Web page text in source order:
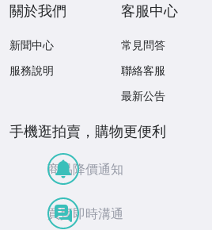
關於我們
新聞中心
服務說明
客服中心
常見問答
聯絡客服
最新公告
手機逛拍賣，購物更便利
商品降價通知
買賣即時溝通